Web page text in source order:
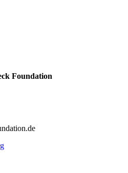
Foundation